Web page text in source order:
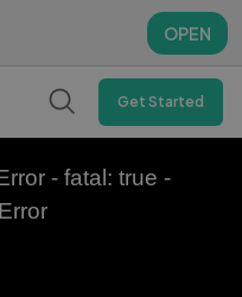
OPEN
OPEN
Get Started
- fatal: true -